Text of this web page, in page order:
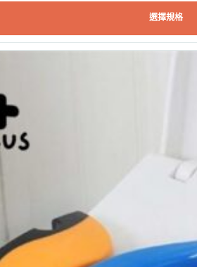
選擇規格